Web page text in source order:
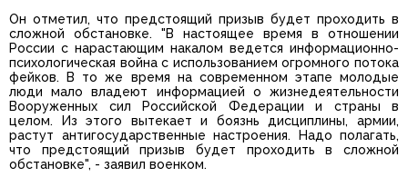
Он отметил, что предстоящий призыв будет проходить в
сложной обстановке. "В настоящее время в отношении
России с нарастающим накалом ведется информационно-
психологическая война с использованием огромного потока
фейков. В то же время на современном этапе молодые
люди мало владеют информацией о жизнедеятельности
Вооруженных сил Российской Федерации и страны в
целом. Из этого вытекает и боязнь дисциплины, армии,
растут антигосударственные настроения. Надо полагать,
что предстоящий призыв будет проходить в сложной
обстановке", - заявил военком.